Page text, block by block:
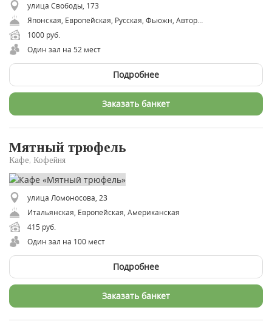
улица Свободы, 173
1000 руб.
Один зал на 52 мест
Подробнее
Заказать банкет
Мятный трюфель
Кафе, Кофейня
улица Ломоносова, 23
​Итальянская, Европейская, Американская
415 руб.
Один зал на 100 мест
Подробнее
Заказать банкет